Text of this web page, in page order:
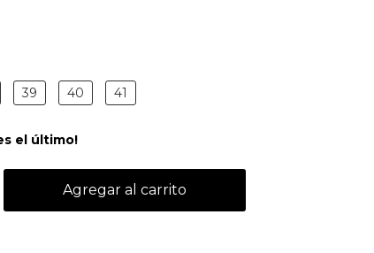
39 40 41
el último!